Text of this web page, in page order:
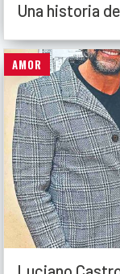
Una historia
AMOR